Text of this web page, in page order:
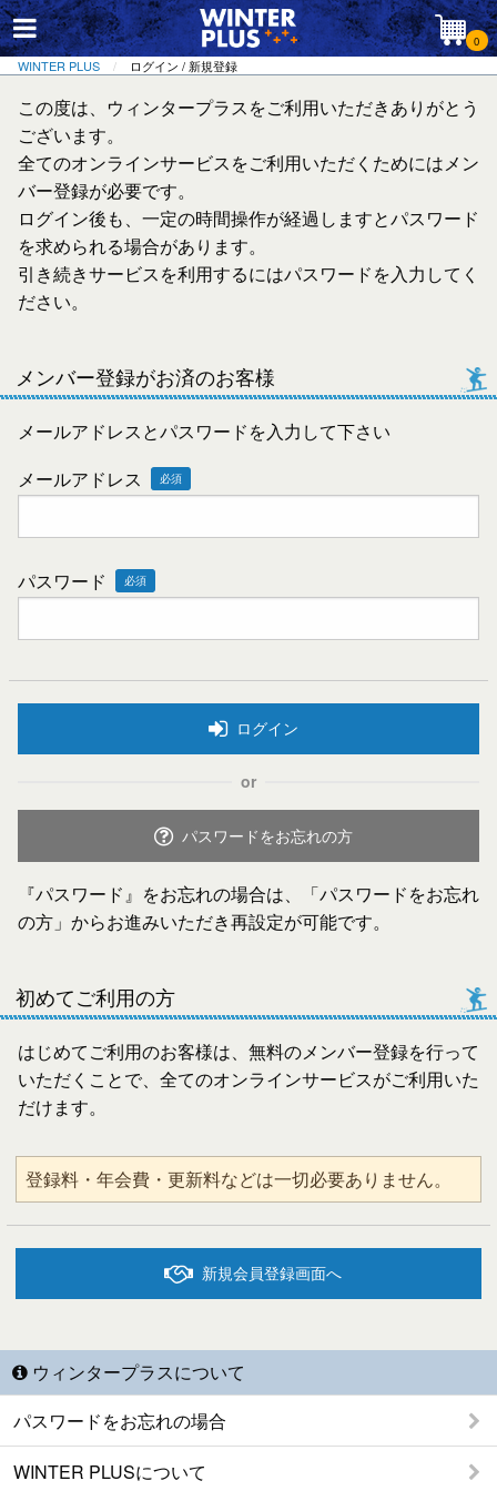
0
WINTER PLUS ログイン / 新規登録
この度は、ウィンタープラスをご利用いただきありがとう
ございます。
全てのオンラインサービスをご利用いただくためにはメン
バー登録が必要です。
ログイン後も、一定の時間操作が経過しますとパスワード
を求められる場合があります。
引き続きサービスを利用するにはパスワードを入力してく
ださい。
メンバー登録がお済のお客様
メールアドレスとパスワードを入力して下さい
メールアドレス
必須
パスワード 必須
ログイン
or
パスワードをお忘れの方
『パスワード』をお忘れの場合は、「パスワードをお忘れ
の方」からお進みいただき再設定が可能です。
初めてご利用の方
はじめてご利用のお客様は、無料のメンバー登録を行って
いただくことで、全てのオンラインサービスがご利用いた
だけます。
登録料・年会費・更新料などは一切必要ありません。
新規会員登録画面へ
ウィンタープラスについて
パスワードをお忘れの場合
WINTER PLUSについて